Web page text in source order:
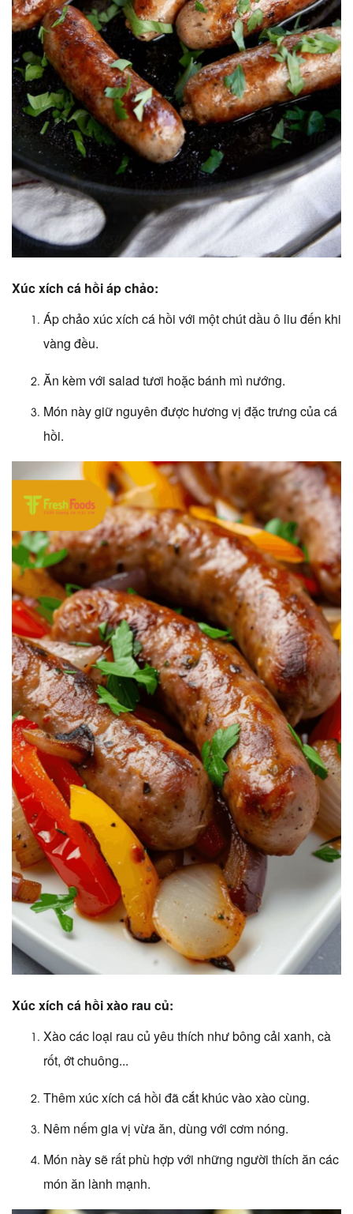
Xúc xích cá hồi áp chảo:
Áp chảo xúc xích cá hồi với một chút dầu ô liu đến khi
vàng đều.
Ăn kèm với salad tươi hoặc bánh mì nướng.
Món này giữ nguyên được hương vị đặc trưng của cá
hồi.
Xúc xích cá hồi xào rau củ:
Xào các loại rau củ yêu thích như bông cải xanh, cà
rốt, ớt chuông...
Thêm xúc xích cá hồi đã cắt khúc vào xào cùng.
Nêm nếm gia vị vừa ăn, dùng với cơm nóng.
Món này sẽ rất phù hợp với những người thích ăn các
món ăn lành mạnh.